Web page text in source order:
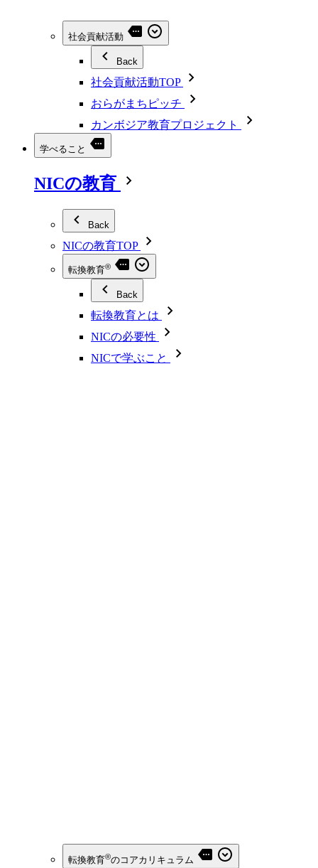
社会貢献活動
Back
社会貢献活動TOP
おらがまちピッチ
カンボジア教育プロジェクト
学べること
NICの教育
Back
NICの教育TOP
転換教育®
Back
転換教育とは
NICの必要性
NICで学ぶこと
転換教育®のコアカリキュラム